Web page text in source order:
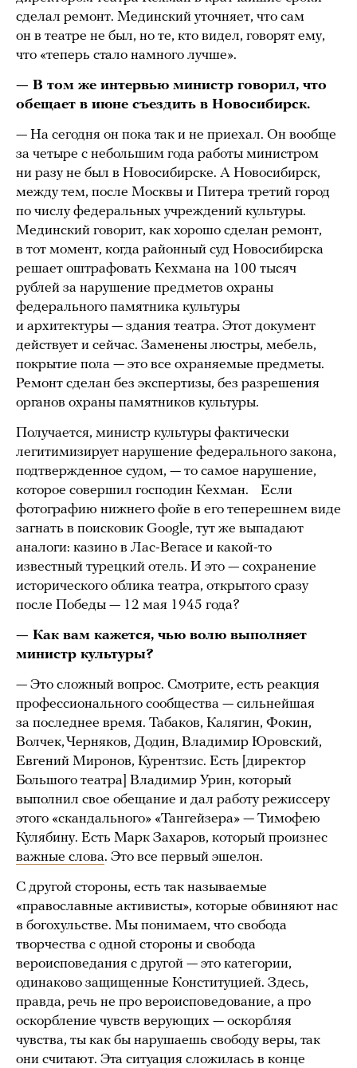
сделал ремонт. Мединский уточняет, что сам
он в театре не был, но те, кто видел, говорят ему,
что «теперь стало намного лучше».
— В том же интервью министр говорил, что
обещает в июне съездить в Новосибирск.
— На сегодня он пока так и не приехал. Он вообще
за четыре с небольшим года работы министром
ни разу не был в Новосибирске. А Новосибирск,
между тем, после Москвы и Питера третий город
по числу федеральных учреждений культуры.
Мединский говорит, как хорошо сделан ремонт,
в тот момент, когда районный суд Новосибирска
решает оштрафовать Кехмана на 100 тысяч
рублей за нарушение предметов охраны
федерального памятника культуры
и архитектуры — здания театра. Этот документ
действует и сейчас. Заменены люстры, мебель,
покрытие пола — это все охраняемые предметы.
Ремонт сделан без экспертизы, без разрешения
органов охраны памятников культуры.
Получается, министр культуры фактически
легитимизирует нарушение федерального закона,
подтвержденное судом, — то самое нарушение,
которое совершил господин Кехман. Если
фотографию нижнего фойе в его теперешнем виде
загнать в поисковик Google, тут же выпадают
аналоги: казино в Лас-Вегасе и какой-то
известный турецкий отель. И это — сохранение
исторического облика театра, открытого сразу
после Победы — 12 мая 1945 года?
— Как вам кажется, чью волю выполняет
министр культуры?
— Это сложный вопрос. Смотрите, есть реакция
профессионального сообщества — сильнейшая
за последнее время. Табаков, Калягин, Фокин,
Волчек, Черняков, Додин, Владимир Юровский,
Евгений Миронов, Курентзис. Есть [директор
Большого театра] Владимир Урин, который
выполнил свое обещание и дал работу режиссеру
этого «скандального» «Тангейзера» — Тимофею
Кулябину. Есть Марк Захаров, который произнес
важные слова. Это все первый эшелон.
С другой стороны, есть так называемые
«православные активисты», которые обвиняют нас
в богохульстве. Мы понимаем, что свобода
творчества с одной стороны и свобода
вероисповедания с другой — это категории,
одинаково защищенные Конституцией. Здесь,
правда, речь не про вероисповедование, а про
оскорбление чувств верующих — оскорбляя
чувства, ты как бы нарушаешь свободу веры, так
они считают. Эта ситуация сложилась в конце